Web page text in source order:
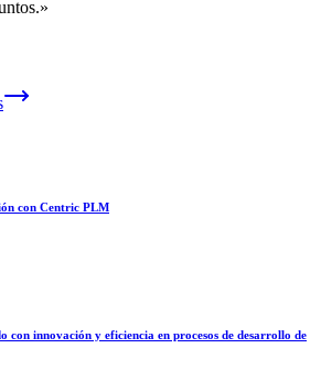
con Centric PLM
con innovación y eficiencia en procesos de desarrollo de